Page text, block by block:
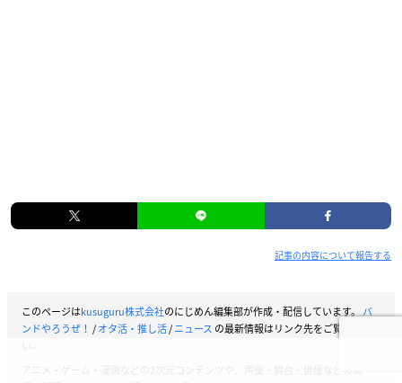
記事の内容について報告する
このページはkusuguru株式会社のにじめん編集部が作成・配信しています。バ
ンドやろうぜ！ /オタ活・推し活/ニュース の最新情報はリンク先をご覧くださ
アニメ・ゲーム・漫画などの2次元コンテンツや、声優・舞台・俳優などの情